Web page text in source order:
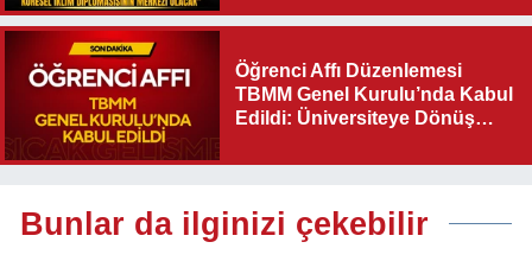
Olacak"
Öğrenci Affı Düzenlemesi
TBMM Genel Kurulu’nda Kabul
Edildi: Üniversiteye Dönüş
Bunlar da ilginizi çekebilir